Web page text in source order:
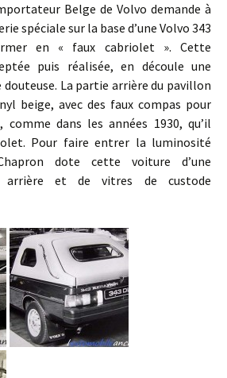
Belge de Volvo demande à
spéciale sur la base d’une Volvo 343
en « faux cabriolet ». Cette
puis réalisée, en découle une
douteuse. La partie arrière du pavillon
beige, avec des faux compas pour
comme dans les années 1930, qu’il
Pour faire entrer la luminosité
dote cette voiture d’une
arrière et de vitres de custode